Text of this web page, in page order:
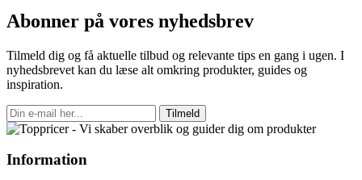
Abonner på vores nyhedsbrev
Tilmeld dig og få aktuelle tilbud og relevante tips en gang i ugen. I
nyhedsbrevet kan du læse alt omkring produkter, guides og
inspiration.
Tilmeld
Information